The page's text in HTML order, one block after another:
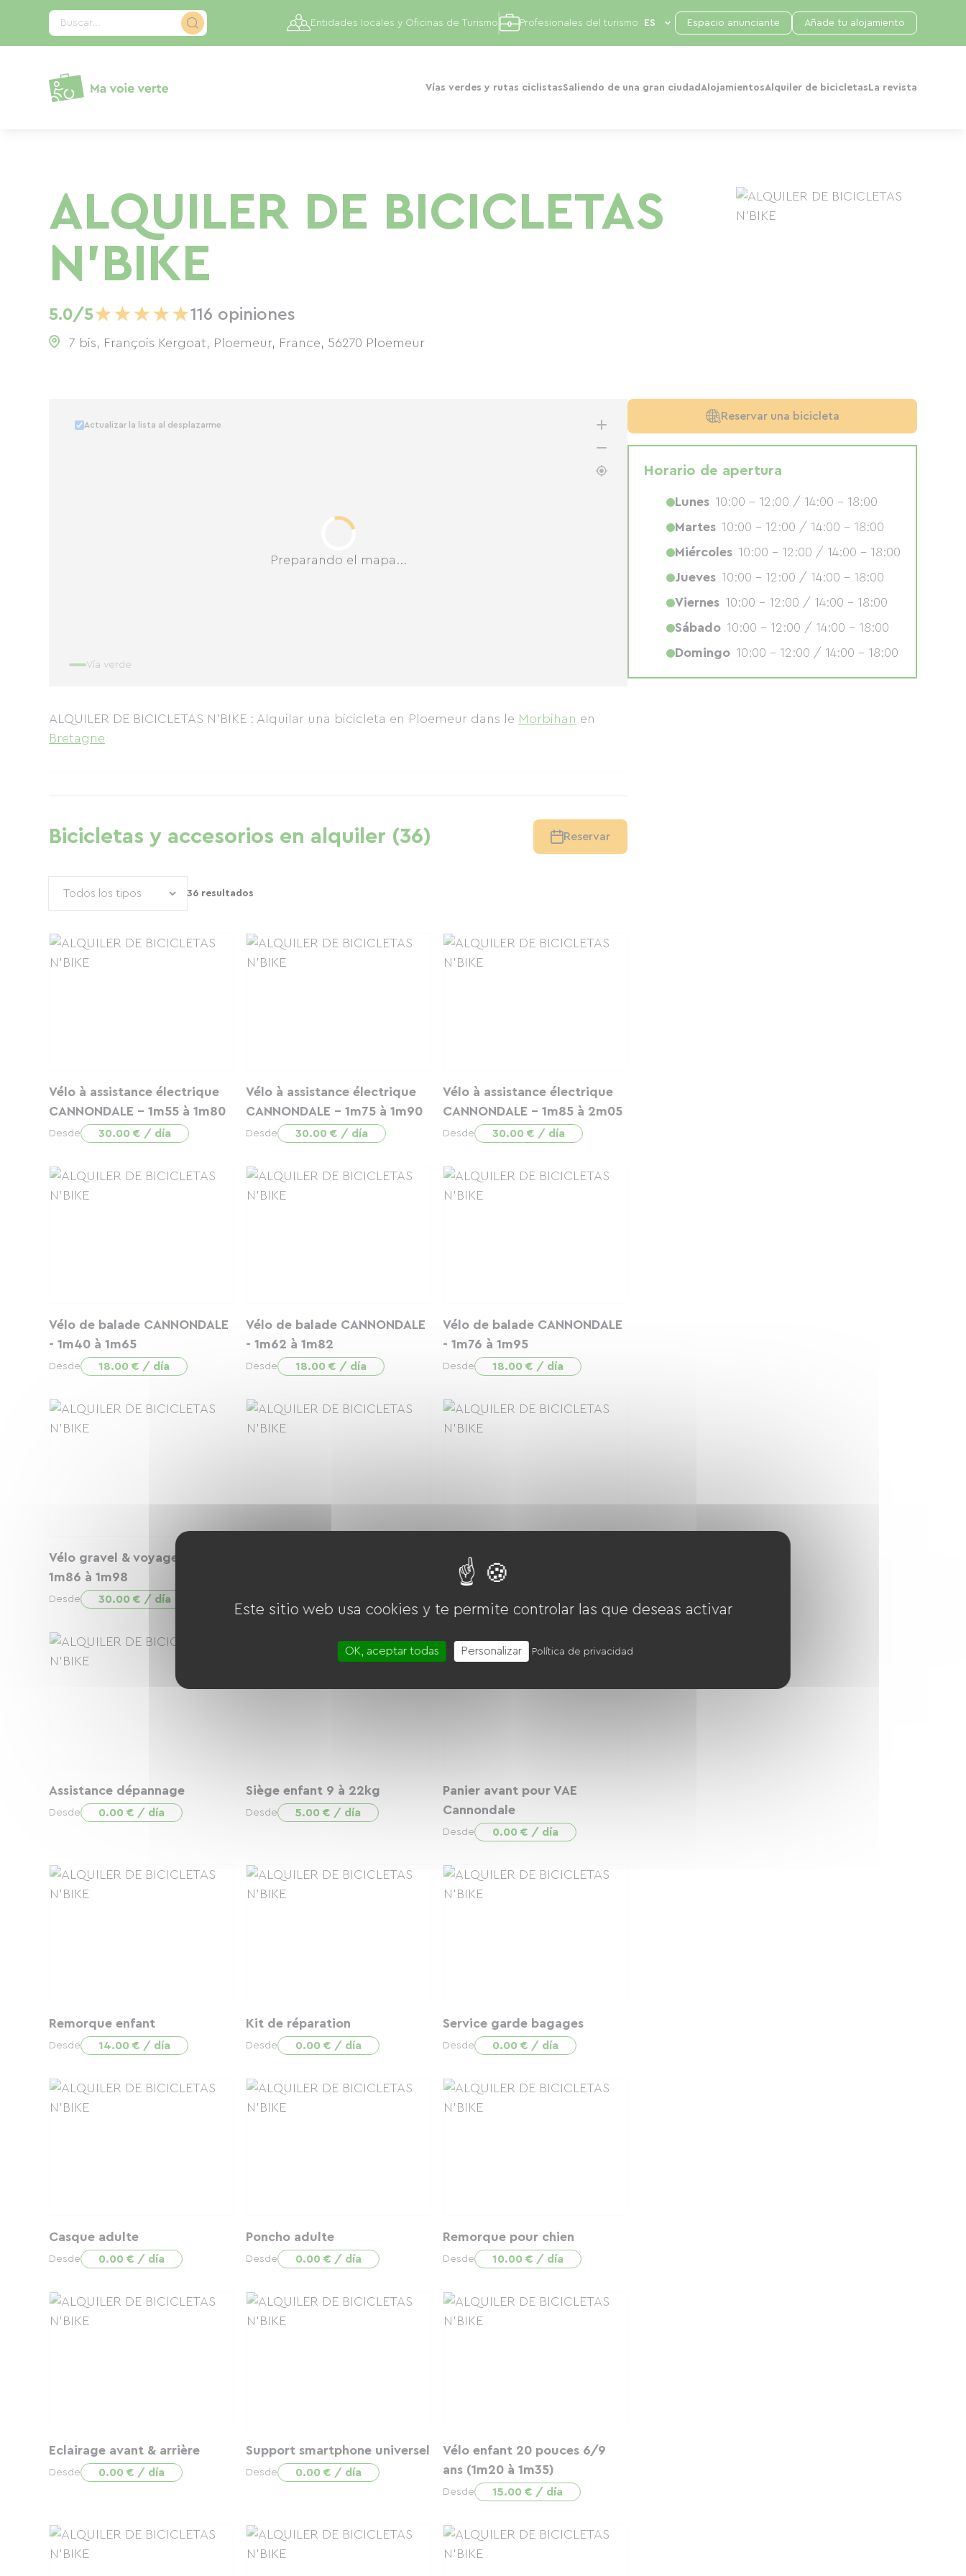
Buscar...
Vías verdes y rutas ciclistasSaliendo de una gran ciudad AlojamientosAlquiler de bicicletas La revista
Entidades locales y Oficinas de Turismo Profesionales del turismo Espacio anunciante Añade tu alojamiento
ALQUILER DE BICICLETAS
N'BIKE
5.0/5★★★★★116 opiniones
7 bis, François Kergoat, Ploemeur, France, 56270 Ploemeur
Preparando el mapa...
Actualizar la lista al desplazarme
Vía verde
ALQUILER DE BICICLETAS N'BIKE : Alquilar una bicicleta en Ploemeur dans le Morbihan en
Bretagne
Bicicletas y accesorios en alquiler (36) Reservar
36 resultados
Vélo à assistance électrique
CANNONDALE - 1m55 à 1m80
Desde 30.00 € / día
Vélo à assistance électrique
CANNONDALE - 1m75 à 1m90
Desde 30.00 € / día
Vélo à assistance électrique
CANNONDALE - 1m85 à 2m05
Desde 30.00 € / día
Vélo de balade CANNONDALE
- 1m40 à 1m65
Desde 18.00 € / día
Vélo de balade CANNONDALE
- 1m62 à 1m82
Desde 18.00 € / día
Vélo de balade CANNONDALE
- 1m76 à 1m95
Desde 18.00 € / día
Vélo gravel & voyage Gitane -
1m86 à 1m98
Desde 30.00 € / día
Forfait nettoyage vélo
Desde 0.00 € / día
Assistance dépannage
Desde 0.00 € / día
Siège enfant 9 à 22kg
Desde 5.00 € / día
Panier avant pour VAE
Cannondale
Desde 0.00 € / día
Remorque enfant
Desde 14.00 € / día
Kit de réparation
Desde 0.00 € / día
Service garde bagages
Desde 0.00 € / día
Casque adulte
Desde 0.00 € / día
Poncho adulte
Desde 0.00 € / día
Remorque pour chien
Desde 10.00 € / día
Eclairage avant & arrière
Desde 0.00 € / día
Support smartphone universel
Desde 0.00 € / día
Vélo enfant 20 pouces 6/9
ans (1m20 à 1m35)
Desde 15.00 € / día
Reservar una bicicleta
Horario de apertura
Lunes 10:00 - 12:00 / 14:00 - 18:00
Martes 10:00 - 12:00 / 14:00 - 18:00
Miércoles 10:00 - 12:00 / 14:00 - 18:00
Jueves 10:00 - 12:00 / 14:00 - 18:00
Viernes 10:00 - 12:00 / 14:00 - 18:00
Sábado 10:00 - 12:00 / 14:00 - 18:00
Domingo 10:00 - 12:00 / 14:00 - 18:00
Panel de gestión de cookies
Este sitio web usa cookies y te permite controlar las que deseas activar
OK, aceptar todas Personalizar Política de privacidad